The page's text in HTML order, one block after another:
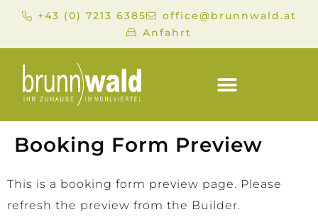
+43 (0) 7213 6385
office@brunnwald.at
Anfahrt
Booking Form Preview
This is a booking form preview page. Please
refresh the preview from the Builder.